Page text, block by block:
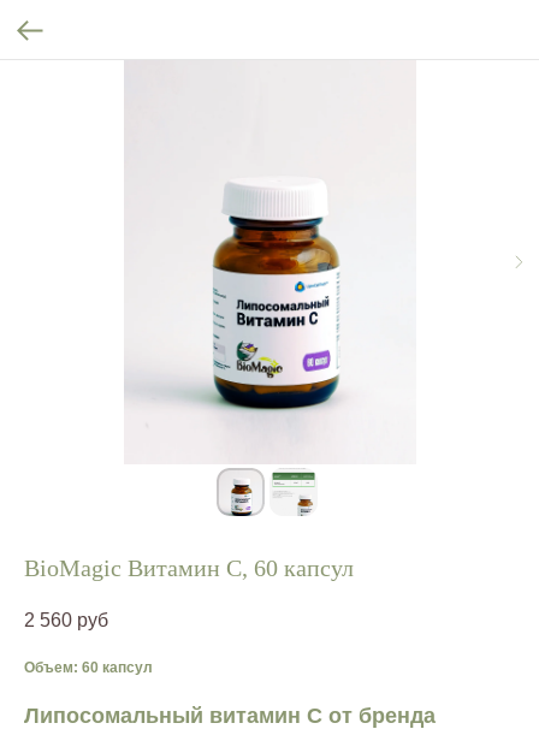
BioMagic Витамин С, 60 капсул
2 560 руб
Объем: 60 капсул
Липосомальный витамин C от бренда